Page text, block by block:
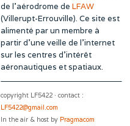
de l’aérodrome de LFAW
(Villerupt-Errouville). Ce site est
alimenté par un membre à
partir d’une veille de l’internet
sur les centres d’intérêt
aéronautiques et spatiaux.
copyright LF5422 · contact :
LF5422@gmail.com
In the air & host by Pragmacom